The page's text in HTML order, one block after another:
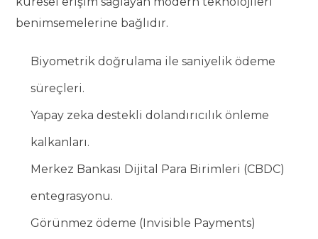
benimsemelerine bağlıdır.
Biyometrik doğrulama ile saniyelik ödeme
süreçleri.
Yapay zeka destekli dolandırıcılık önleme
kalkanları.
Merkez Bankası Dijital Para Birimleri (CBDC)
entegrasyonu.
Görünmez ödeme (Invisible Payments)